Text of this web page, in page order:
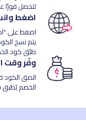
لتحصل فورًا
اضغط
اضغط على
يتم نسخ
طبّق كود
وفّر وقت
الصق الكود
الخصم يُطبق